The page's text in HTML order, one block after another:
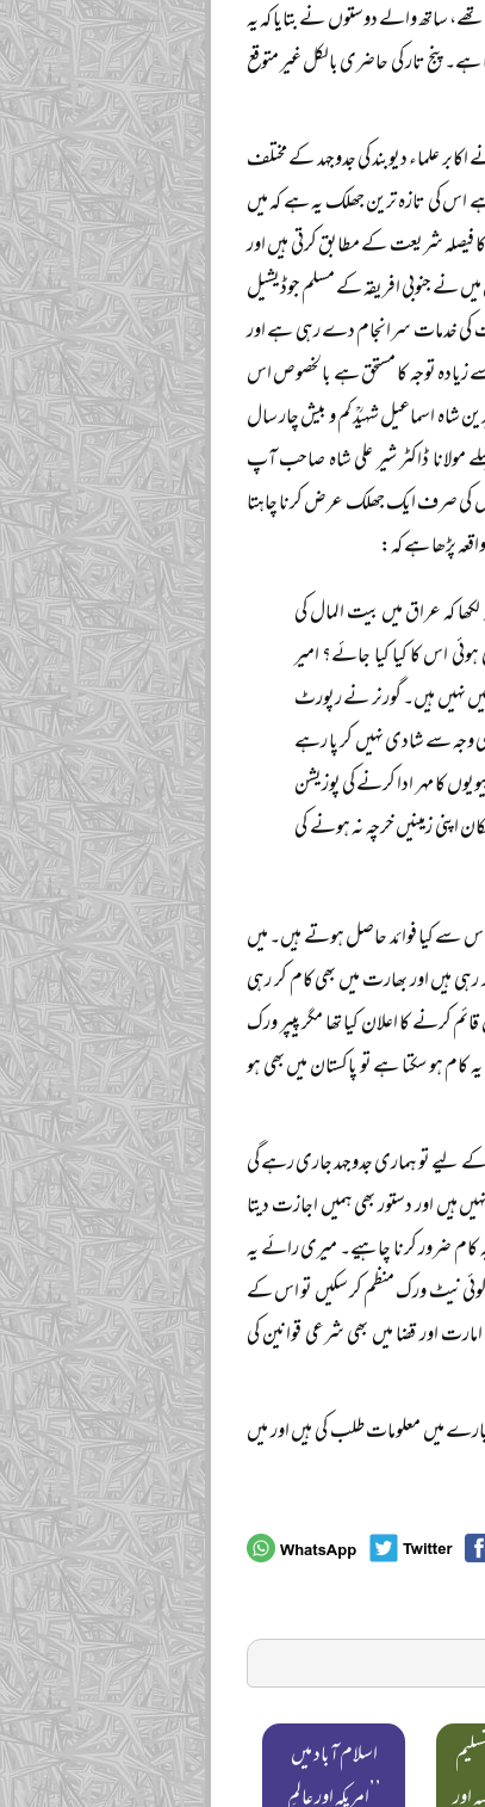
ساتھ والے دوستوں نے بتایا کہ یہ
ہے۔ پنج تار کی حاضری بالکل غیر متوقع
علماء دیوبند کی جدوجہد کے مختلف
ہے اس کی تازہ ترین جھلک یہ ہے کہ میں
فیصلہ شریعت کے مطابق کرتی ہیں اور
نے جنوبی افریقہ کے مسلم جوڈیشیل
کی خدمات سرانجام دے رہی ہے اور
زیادہ توجہ کا مستحق ہے بالخصوص اس
شاہ اسماعیل شہیدؒ کم و بیش چار سال
ڈاکٹر شیر علی شاہ صاحب آپ
کی صرف ایک جھلک عرض کرنا چاہتا
پڑھا ہے کہ:
کہ عراق میں بیت المال کی
اس کا کیا کیا جائے؟ امیر
نہیں ہیں۔ گورنر نے رپورٹ
وجہ سے شادی نہیں کر پا رہے
کا مہر ادا کرنے کی پوزیشن
اپنی زمینیں خرچہ نہ ہونے کی
سے کیا فوائد حاصل ہوتے ہیں۔ میں
رہی ہیں اور بھارت میں بھی کام کر رہی
شرعی عدالتیں قائم کرنے کا اعلان کیا تھا مگر پیپر ورک
کام ہو سکتا ہے تو پاکستان میں بھی ہو
قضا (۳) اور تحکیم۔ پہلے دو مرحلوں کے لیے تو ہماری جدوجہد جاری رہے گی
ہیں اور دستور بھی ہمیں اجازت دیتا
ضرور کرنا چاہیے۔ میری رائے یہ
کوئی نیٹ ورک منظم کر سکیں تو اس کے
اور قضا میں بھی شرعی قوانین کی
میں معلومات طلب کی ہیں اور میں
اسلام آباد میں